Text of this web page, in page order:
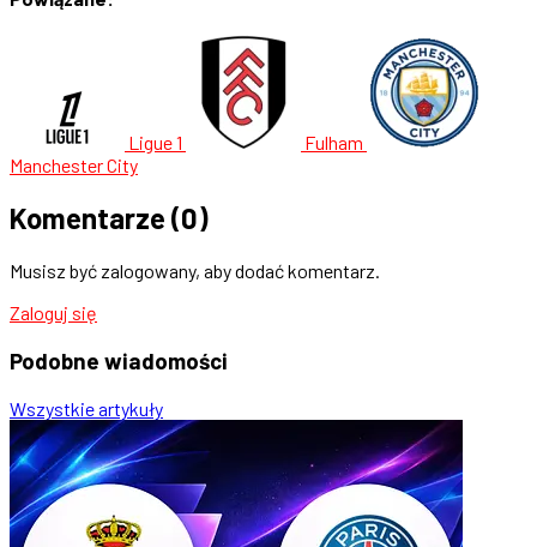
Ligue 1
Fulham
Manchester City
Komentarze (0)
Musisz być zalogowany, aby dodać komentarz.
Zaloguj się
Podobne wiadomości
Wszystkie artykuły